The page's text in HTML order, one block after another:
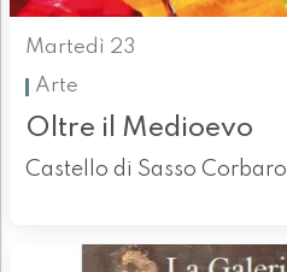
Martedì 23
Arte
Oltre il Medioevo
Castello di Sasso Corbaro